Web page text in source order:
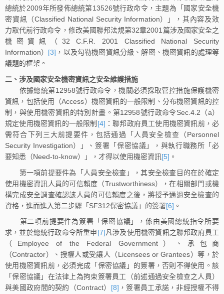
總統於2009年所發佈總統第13526號行政命令，主題為「國家安全機
密資訊（Classified National Security Information）」，其內容及效
力取代前行政命令，修改美國聯邦法規第32章2001篇涉及國家安全之
機密資訊（32 C.F.R. 2001 Classified National Security
Information） [3] ，以及勾勒機密資訊分級、解密、機密資訊的處理等
議題的框架。
二、涉及國家安全機密資訊之安全維護措施
依據總統第12958號行政命令，機關必須採取管控措施保護機密
資訊，包括使用（Access）機密資訊的一般限制、分布機密資訊的控
制，與使用機密資訊的特別計畫。第12958號行政命令Sec.4.2（a）
規定使用機密資訊的一般限制 [4] ：聯邦政府員工使用機密資訊前，必
需符合下列三大前提要件，包括通過「人員安全檢查（Personnel
Security Investigation）」、簽署「保密協議」，與執行職務所「必
要知悉（Need-to-know）」，才得以使用機密資訊 [5] 。
第一項前提要件為「人員安全檢查」，其安全檢查目的在於確定
使用機密資訊人員的可信賴度（Trustworthiness），在相關部門或機
構完成安全調查確認該人員的可信賴度之後，將授予通過安全檢查的
資格，進而進入第二步驟「SF312保密協議」的簽署[6] 。
第二項前提要件為簽署「保密協議」，係由美國總統指令所要
求，並於總統行政命令所重申[7]凡涉及使用機密資訊之聯邦政府員工
（Employee of the Federal Government）、承包商
（Contractor）、授權人或受讓人（Licensees or Grantees）等，於
使用機密資訊前，必須完成「保密協議」的簽署，否則不得使用。該
「保密協議」在法律上為拘束簽署員工（前述通過安全檢查之人員）
與美國政府間的契約（Contract） [8] ，簽署員工承諾，非經授權不得